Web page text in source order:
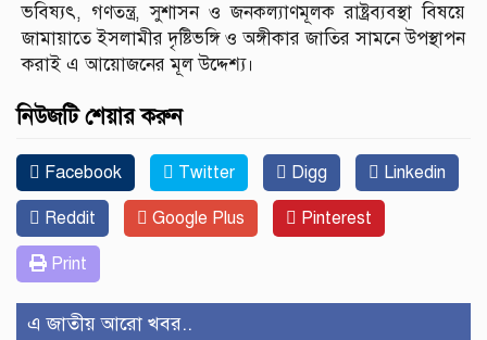
ভবিষ্যৎ, গণতন্ত্র, সুশাসন ও জনকল্যাণমূলক রাষ্ট্রব্যবস্থা বিষয়ে
জামায়াতে ইসলামীর দৃষ্টিভঙ্গি ও অঙ্গীকার জাতির সামনে উপস্থাপন
করাই এ আয়োজনের মূল উদ্দেশ্য।
নিউজটি শেয়ার করুন
Facebook Twitter Digg Linkedin
Reddit Google Plus Pinterest
Print
এ জাতীয় আরো খবর..